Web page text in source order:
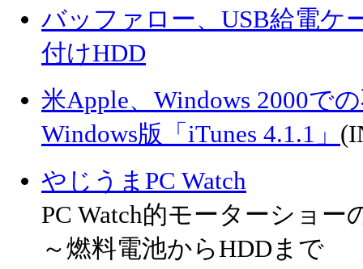
バッファロー、USB給電ケ
付けHDD
米Apple、Windows 2000で
Windows版「iTunes 4.1.1」
やじうまPC Watch
PC Watch的モーターショー
～燃料電池からHDDまで